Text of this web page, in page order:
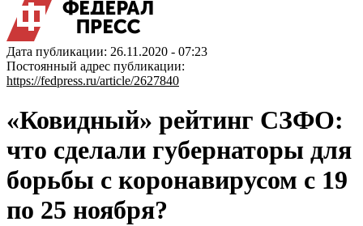
Дата публикации: 26.11.2020 - 07:23
Постоянный адрес публикации:
https://fedpress.ru/article/2627840
«Ковидный» рейтинг СЗФО:
что сделали губернаторы для
борьбы с коронавирусом с 19
по 25 ноября?